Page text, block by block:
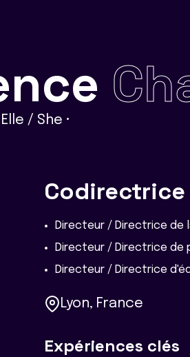
Elle / She •
Codirectrice
Directeur / Directrice de
Directeur / Directrice
Directeur / Directrice
Lyon, France
Expériences clés